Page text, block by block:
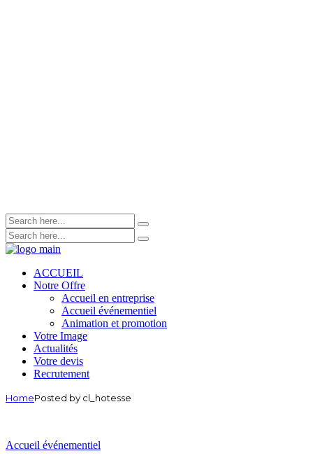
ACCUEIL
Notre Offre
Accueil en entreprise
Accueil événementiel
Animation et promotion
Votre Image
Actualités
Votre devis
Recrutement
HomePosted by cl_hotesse
Accueil événementiel